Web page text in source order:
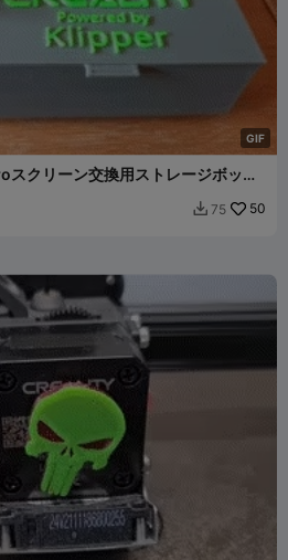
GIF
クリーン交換用ストレージボック
 75 50